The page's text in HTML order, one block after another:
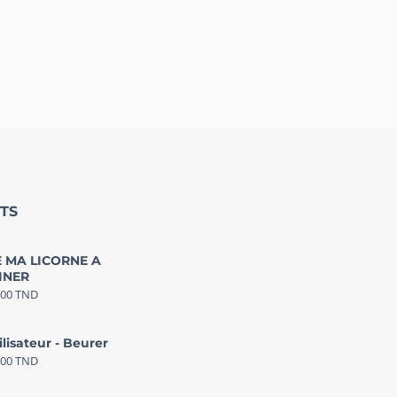
MA LICORNE A
TND
- Beurer
TND